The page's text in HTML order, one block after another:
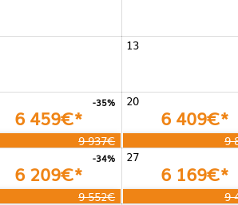
13
20
-35%
6 459€*
9 937€
6 409€*
9
27
-34%
6 209€*
9 552€
6 169€*
9